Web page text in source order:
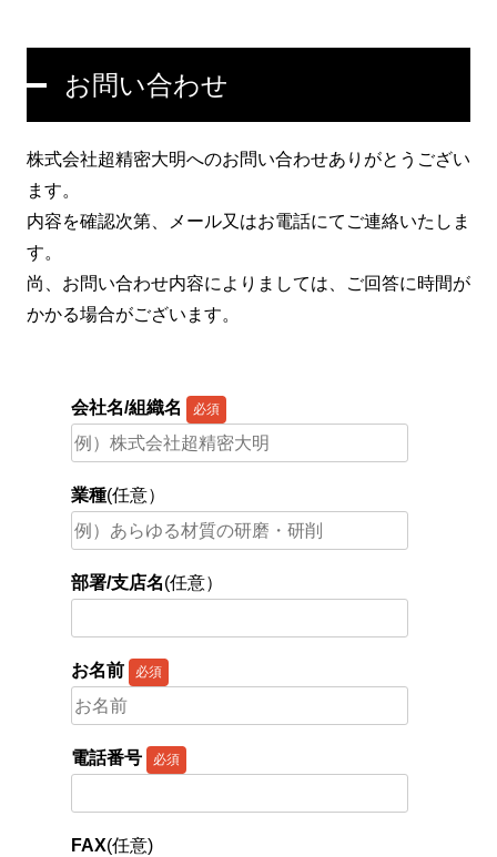
お問い合わせ
株式会社超精密大明へのお問い合わせありがとうござい
ます。
内容を確認次第、メール又はお電話にてご連絡いたしま
す。
尚、お問い合わせ内容によりましては、ご回答に時間が
かかる場合がございます。
会社名/組織名 必須
業種(任意）
部署/支店名(任意）
お名前 必須
電話番号 必須
FAX(任意)